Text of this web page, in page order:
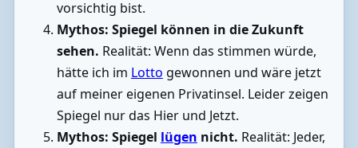
vorsichtig bist.
Mythos: Spiegel können in die Zukunft
sehen. Realität: Wenn das stimmen würde,
hätte ich im Lotto gewonnen und wäre jetzt
auf meiner eigenen Privatinsel. Leider zeigen
Spiegel nur das Hier und Jetzt.
Mythos: Spiegel lügen nicht. Realität: Jeder,